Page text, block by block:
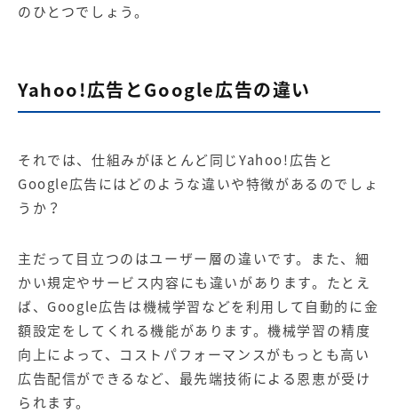
のひとつでしょう。
Yahoo!広告とGoogle広告の違い
それでは、仕組みがほとんど同じYahoo!広告と
Google広告にはどのような違いや特徴があるのでしょ
うか？
主だって目立つのはユーザー層の違いです。また、細
かい規定やサービス内容にも違いがあります。たとえ
ば、Google広告は機械学習などを利用して自動的に金
額設定をしてくれる機能があります。機械学習の精度
向上によって、コストパフォーマンスがもっとも高い
広告配信ができるなど、最先端技術による恩恵が受け
られます。